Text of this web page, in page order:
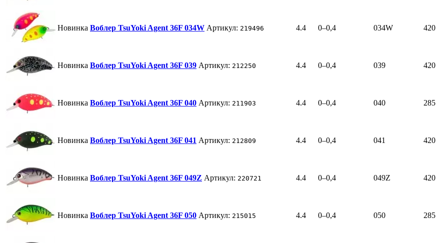
Новинка Воблер TsuYoki Agent 36F 034W Артикул: 219496 4.4 0–0,4 034W 420
Новинка Воблер TsuYoki Agent 36F 039 Артикул: 212250 4.4 0–0,4 039 420
Новинка Воблер TsuYoki Agent 36F 040 Артикул: 211903 4.4 0–0,4 040 285
Новинка Воблер TsuYoki Agent 36F 041 Артикул: 212809 4.4 0–0,4 041 420
Новинка Воблер TsuYoki Agent 36F 049Z Артикул: 220721 4.4 0–0,4 049Z 420
Новинка Воблер TsuYoki Agent 36F 050 Артикул: 215015 4.4 0–0,4 050 285